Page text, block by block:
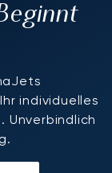
individuelles
Unverbindlich